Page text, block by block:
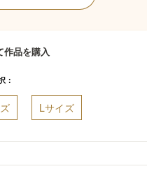
作品を購入
：
Lサイズ